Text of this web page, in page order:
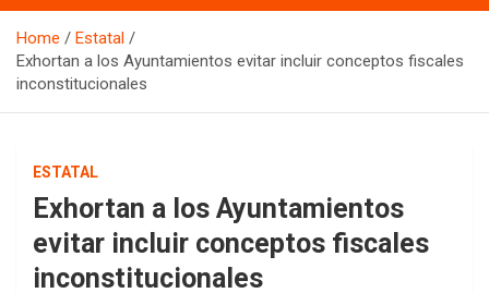
Home
Estatal
Exhortan a los Ayuntamientos evitar incluir conceptos fiscales
inconstitucionales
ESTATAL
Exhortan a los Ayuntamientos
evitar incluir conceptos fiscales
inconstitucionales